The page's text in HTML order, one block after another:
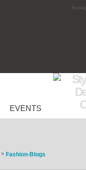
EVENTS
» Fashion-Blogs